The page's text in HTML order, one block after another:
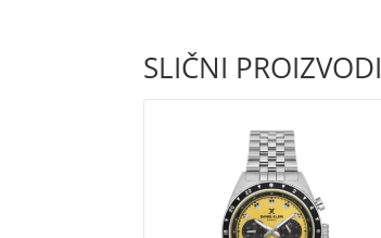
SLIČNI PROIZVODI